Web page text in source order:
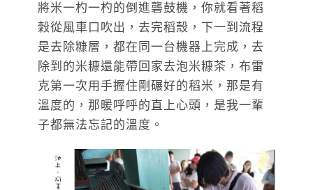
將米一杓一杓的倒進礱鼓機，你就看著稻
穀從風車口吹出，去完稻殼，下一到流程
是去除糠層，都在同一台機器上完成，去
除到的米糠還能帶回家去泡米糠茶，布雷
克第一次用手握住剛碾好的稻米，那是有
溫度的，那暖呼呼的直上心頭，是我一輩
子都無法忘記的溫度。